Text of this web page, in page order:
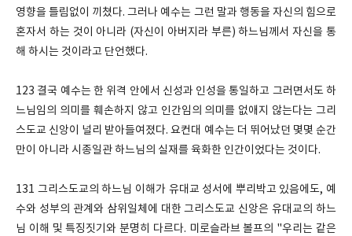
영향을 틀림없이 끼쳤다. 그러나 예수는 그런 말과 행동을 자신의 힘으로
혼자서 하는 것이 아니라 (자신이 아버지라 부른) 하느님께서 자신을 통
해 하시는 것이라고 단언했다.
123 결국 예수는 한 위격 안에서 신성과 인성을 통일하고 그러면서도 하
느님임의 의미를 훼손하지 않고 인간임의 의미를 없애지 않는다는 그리
스도교 신앙이 널리 받아들여졌다. 요컨대 예수는 더 뛰어났던 몇몇 순간
만이 아니라 시종일관 하느님의 실재를 육화한 인간이었다는 것이다.
131 그리스도교의 하느님 이해가 유대교 성서에 뿌리박고 있음에도, 예
수와 성부의 관계와 삼위일체에 대한 그리스도교 신앙은 유대교의 하느
님 이해 및 특징짓기와 분명히 다르다. 미로슬라브 볼프의 "우리는 같은